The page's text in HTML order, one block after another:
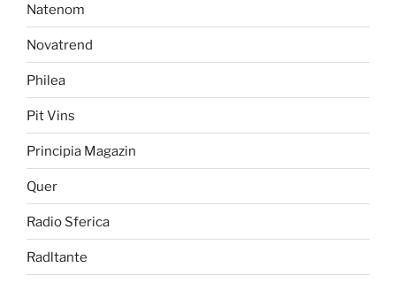
Natenom
Novatrend
Philea
Pit Vins
Principia Magazin
Quer
Radio Sferica
Radltante